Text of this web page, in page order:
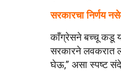
सरकारचा निर्णय
काँग्रेसने बच्चू कडू
सरकारने लवकरात
घेऊ,” असा स्पष्ट